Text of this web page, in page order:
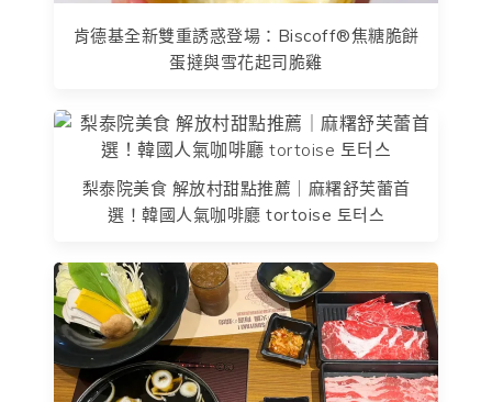
肯德基全新雙重誘惑登場：Biscoff®焦糖脆餅
蛋撻與雪花起司脆雞
梨泰院美食 解放村甜點推薦｜麻糬舒芙蕾首
選！韓國人氣咖啡廳 tortoise 토터스